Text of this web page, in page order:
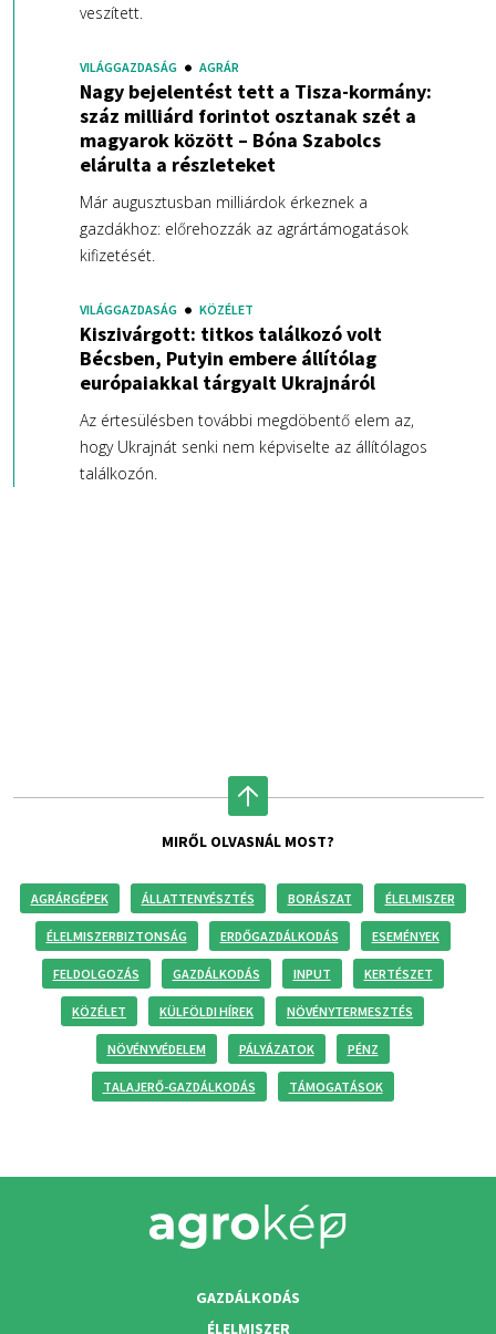
veszített.
VILÁGGAZDASÁG AGRÁR
Nagy bejelentést tett a Tisza-kormány:
száz milliárd forintot osztanak szét a
magyarok között – Bóna Szabolcs
elárulta a részleteket
Már augusztusban milliárdok érkeznek a
gazdákhoz: előrehozzák az agrártámogatások
kifizetését.
VILÁGGAZDASÁG KÖZÉLET
Kiszivárgott: titkos találkozó volt
Bécsben, Putyin embere állítólag
európaiakkal tárgyalt Ukrajnáról
Az értesülésben további megdöbentő elem az,
hogy Ukrajnát senki nem képviselte az állítólagos
találkozón.
MIRŐL OLVASNÁL MOST?
AGRÁRGÉPEK ÁLLATTENYÉSZTÉS BORÁSZAT ÉLELMISZER
ÉLELMISZERBIZTONSÁG ERDŐGAZDÁLKODÁS ESEMÉNYEK
FELDOLGOZÁS GAZDÁLKODÁS INPUT KERTÉSZET
KÖZÉLET KÜLFÖLDI HÍREK NÖVÉNYTERMESZTÉS
NÖVÉNYVÉDELEM PÁLYÁZATOK PÉNZ
TALAJERŐ-GAZDÁLKODÁS TÁMOGATÁSOK
GAZDÁLKODÁS
ÉLELMISZER